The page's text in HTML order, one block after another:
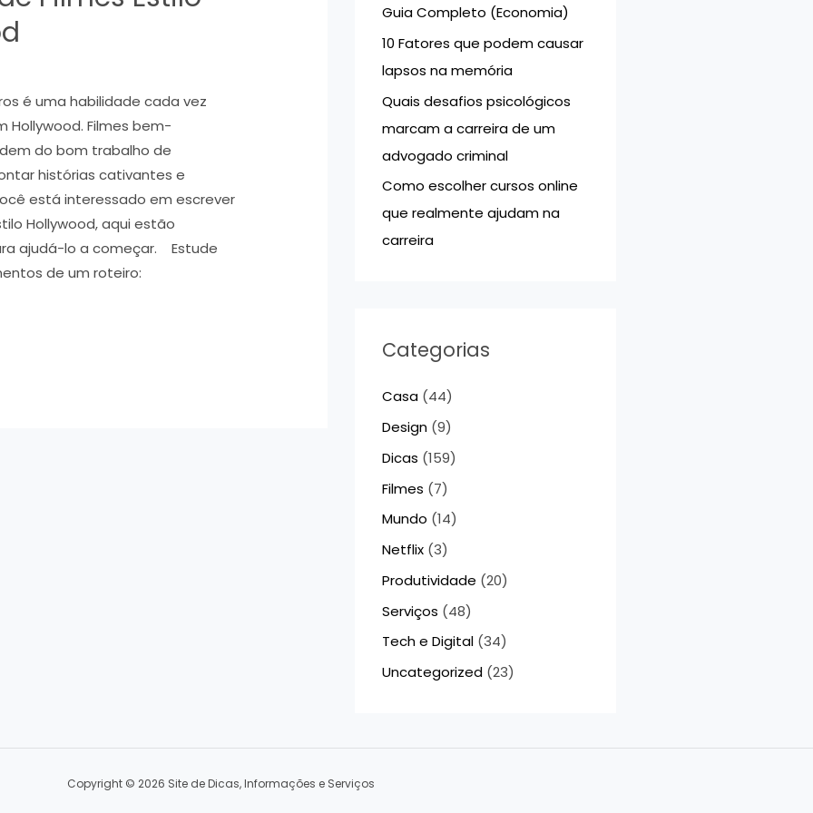
é uma habilidade cada vez
Hollywood. Filmes bem-
do bom trabalho de
histórias cativantes e
está interessado em escrever
Hollywood, aqui estão
ajudá-lo a começar. Estude
de um roteiro:
r
:
Guia Completo (Economia)
10 Fatores que podem causar
lapsos na memória
Quais desafios psicológicos
marcam a carreira de um
advogado criminal
Como escolher cursos online
que realmente ajudam na
carreira
Categorias
Casa(44)
Design(9)
Dicas (159)
Filmes (7)
Mundo (14)
Netflix(3)
Produtividade (20)
Serviços (48)
Tech e Digital(34)
Uncategorized(23)
Copyright © 2026 Site de Dicas, Informações e Serviços